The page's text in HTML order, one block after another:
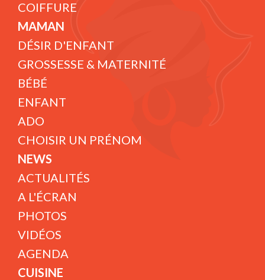
COIFFURE
MAMAN
DÉSIR D'ENFANT
GROSSESSE & MATERNITÉ
BÉBÉ
ENFANT
ADO
CHOISIR UN PRÉNOM
NEWS
ACTUALITÉS
A L'ÉCRAN
PHOTOS
VIDÉOS
AGENDA
CUISINE